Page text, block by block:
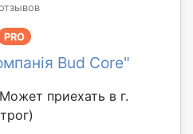
PRO
Bud Core"
приехать в г.